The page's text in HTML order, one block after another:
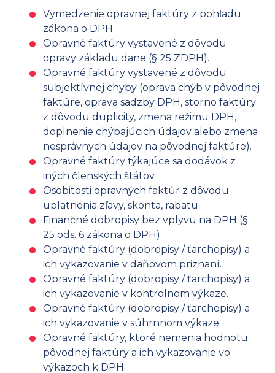
Vymedzenie opravnej faktúry z pohľadu
zákona o DPH.
Opravné faktúry vystavené z dôvodu
opravy základu dane (§ 25 ZDPH).
Opravné faktúry vystavené z dôvodu
subjektívnej chyby (oprava chýb v pôvodnej
faktúre, oprava sadzby DPH, storno faktúry
z dôvodu duplicity, zmena režimu DPH,
doplnenie chýbajúcich údajov alebo zmena
nesprávnych údajov na pôvodnej faktúre).
Opravné faktúry týkajúce sa dodávok z
iných členských štátov.
Osobitosti opravných faktúr z dôvodu
uplatnenia zľavy, skonta, rabatu.
Finančné dobropisy bez vplyvu na DPH (§
25 ods. 6 zákona o DPH).
Opravné faktúry (dobropisy / ťarchopisy) a
ich vykazovanie v daňovom priznaní.
Opravné faktúry (dobropisy / ťarchopisy) a
ich vykazovanie v kontrolnom výkaze.
Opravné faktúry (dobropisy / ťarchopisy) a
ich vykazovanie v súhrnnom výkaze.
Opravné faktúry, ktoré nemenia hodnotu
pôvodnej faktúry a ich vykazovanie vo
výkazoch k DPH.